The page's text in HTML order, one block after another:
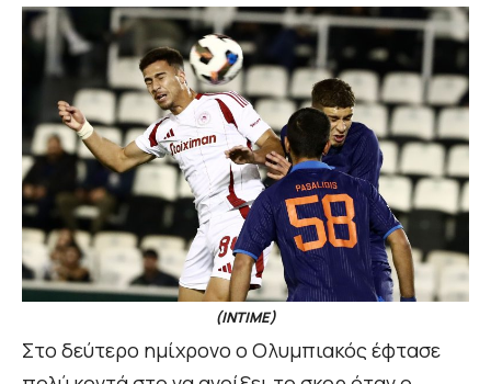
(INTIME)
Στο δεύτερο ημίχρονο ο Ολυμπιακός έφτασε